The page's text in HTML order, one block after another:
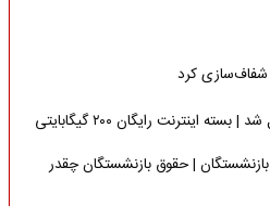
شفاف‌سازی کرد
اینترنت رایگان ۲۰۰ گیگابایتی
| حقوق بازنشستگان چقدر